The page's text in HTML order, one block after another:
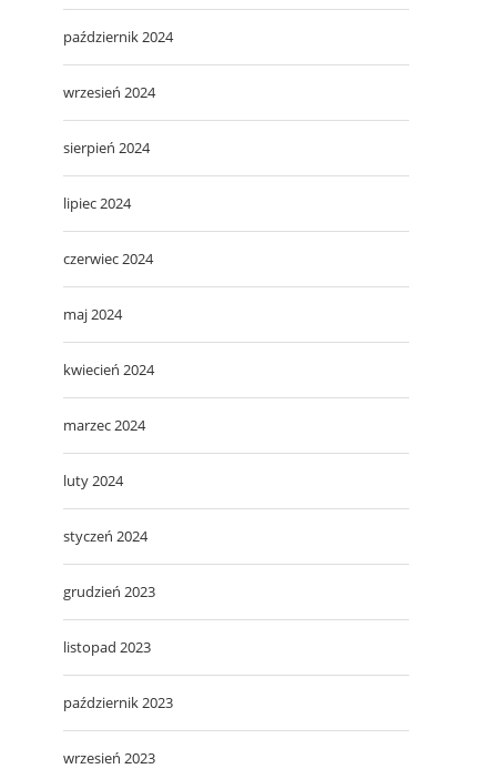
październik 2024
wrzesień 2024
sierpień 2024
lipiec 2024
czerwiec 2024
maj 2024
kwiecień 2024
marzec 2024
luty 2024
styczeń 2024
grudzień 2023
listopad 2023
październik 2023
wrzesień 2023